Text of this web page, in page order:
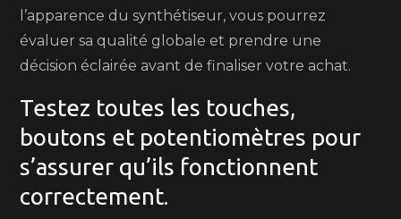
l’apparence du synthétiseur, vous pourrez
évaluer sa qualité globale et prendre une
décision éclairée avant de finaliser votre achat.
Testez toutes les touches,
boutons et potentiomètres pour
s’assurer qu’ils fonctionnent
correctement.